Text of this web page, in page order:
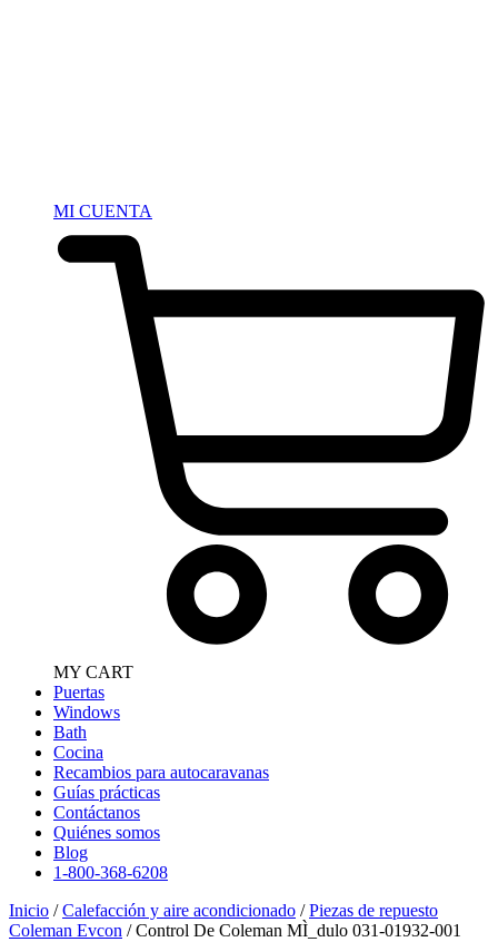
MI CUENTA
MY CART
Puertas
Windows
Bath
Cocina
Recambios para autocaravanas
Guías prácticas
Contáctanos
Quiénes somos
Blog
1-800-368-6208
Inicio /Calefacción y aire acondicionado /Piezas de repuesto
Coleman Evcon / Control De Coleman MÌ_dulo 031-01932-001